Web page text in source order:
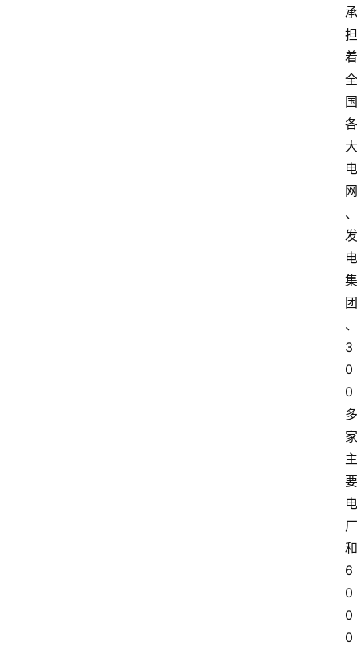
承
担
着
全
国
各
大
电
网
、
发
电
集
团
、
3
0
0
多
家
主
要
电
厂
和
6
0
0
0